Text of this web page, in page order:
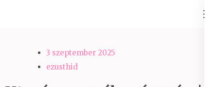
3 szeptember 2025
ezusthid